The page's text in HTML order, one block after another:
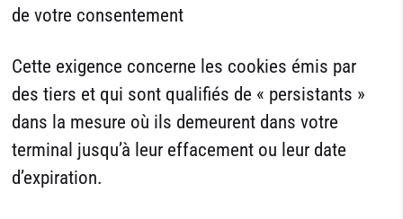
de votre consentement
Cette exigence concerne les cookies émis par
des tiers et qui sont qualifiés de « persistants »
dans la mesure où ils demeurent dans votre
terminal jusqu’à leur effacement ou leur date
d’expiration.